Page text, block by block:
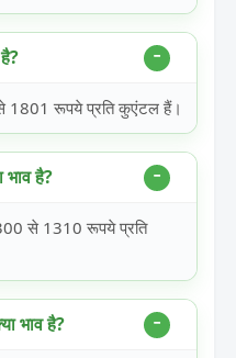
1801 रूपये प्रति कुएंटल हैं।
है?
से 1310 रूपये प्रति
भाव है?